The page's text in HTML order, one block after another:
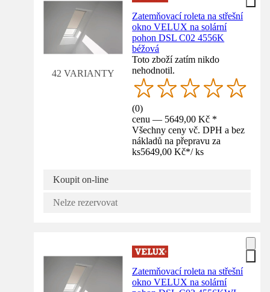
42 VARIANTY
Zatemňovací roleta na střešní
okno VELUX na solární
pohon DSL C02 4556K
béžová
Toto zboží zatím nikdo
nehodnotil.
(0)
cenu — 5649,00 Kč *
Všechny ceny vč. DPH a bez
nákladů na přepravu za
ks5649,00 Kč*/ ks
Koupit on-line
Nelze rezervovat
Zatemňovací roleta na střešní
okno VELUX na solární